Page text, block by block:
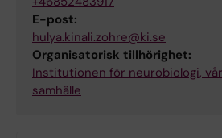
E-post:
hulya.kinali.zohre@ki.se
Organisatorisk tillhörighet:
Institutionen för neurobiologi,
samhälle